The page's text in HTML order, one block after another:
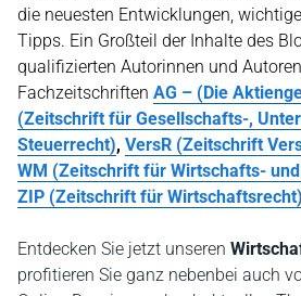
die neuesten Entwicklungen,
Tipps. Ein Großteil der Inhalte des
qualifizierten Autorinnen und
Fachzeitschriften AG – (Die
(Zeitschrift für Gesellschafts-,
Steuerrecht), VersR (Zeitschrift
WM (Zeitschrift für Wirtschafts-
ZIP (Zeitschrift für Wirtschaftsrecht)
Entdecken Sie jetzt unseren
profitieren Sie ganz nebenbei auch